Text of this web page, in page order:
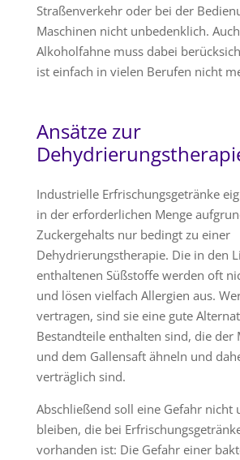
Straßenverkehr oder bei der
Maschinen nicht unbedenklich.
Alkoholfahne muss dabei
ist einfach in vielen Berufen nicht
Ansätze zur
Industrielle Erfrischungsgetränke
in der erforderlichen Menge
Zuckergehalts nur bedingt zu einer
Dehydrierungstherapie. Die in den
enthaltenen Süßstoffe werden oft
und lösen vielfach Allergien aus.
vertragen, sind sie eine gute
Bestandteile enthalten sind, die der
und dem Gallensaft ähneln und
verträglich sind.
Abschließend soll eine Gefahr nicht
bleiben, die bei
vorhanden ist: Die Gefahr einer